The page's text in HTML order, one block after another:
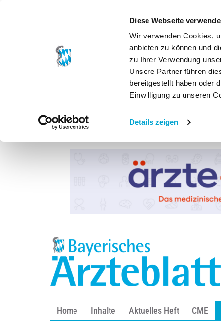
Diese Webseite
Wir verwenden Cookies,
anbieten zu können und
zu Ihrer Verwendung
Unsere Partner führen
bereitgestellt haben oder
Einwilligung zu unseren
Details zeigen
Home Inhalte Aktuelles Heft CME